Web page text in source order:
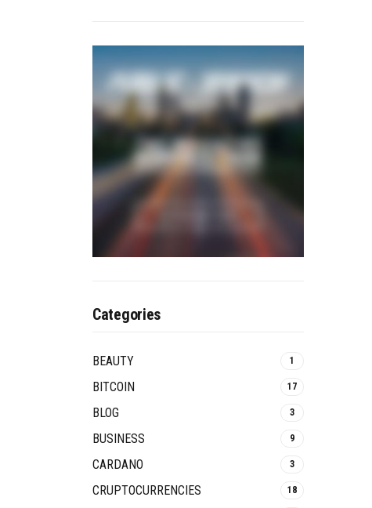
Categories
BEAUTY 1
BITCOIN 17
BLOG 3
BUSINESS 9
CARDANO 3
CRUPTOCURRENCIES 18